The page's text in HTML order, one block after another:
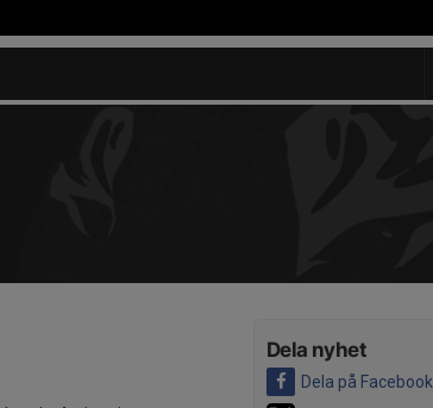
Dela nyhet
Dela på Facebook